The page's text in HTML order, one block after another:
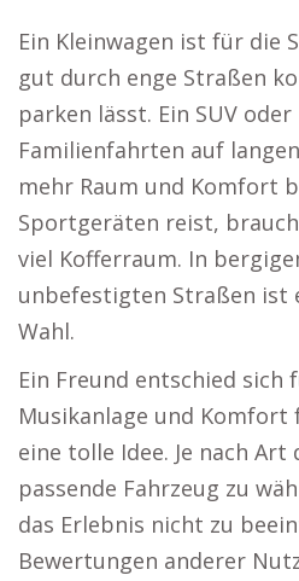
Ein Kleinwagen ist für die
gut durch enge Straßen
parken lässt. Ein SUV
Familienfahrten auf
mehr Raum und Komfort
Sportgeräten reist,
viel Kofferraum. In
unbefestigten Straßen ist
Wahl.
Ein Freund entschied
Musikanlage und Komfort
eine tolle Idee. Je nach Art
passende Fahrzeug zu
das Erlebnis nicht zu
Bewertungen anderer